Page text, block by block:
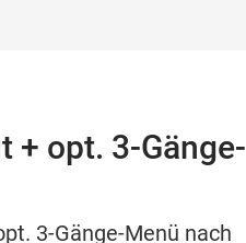
+ opt. 3-Gänge-
3-Gänge-Menü nach